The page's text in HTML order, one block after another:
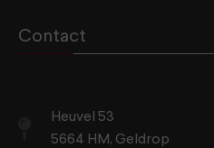
Contact
Heuvel 53
5664 HM, Geldrop